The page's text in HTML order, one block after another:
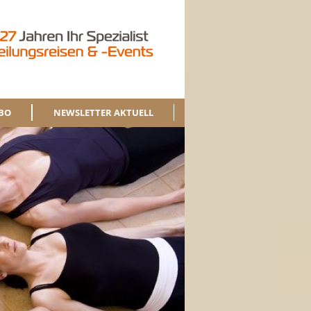
NEWSLETTER AKTUELL